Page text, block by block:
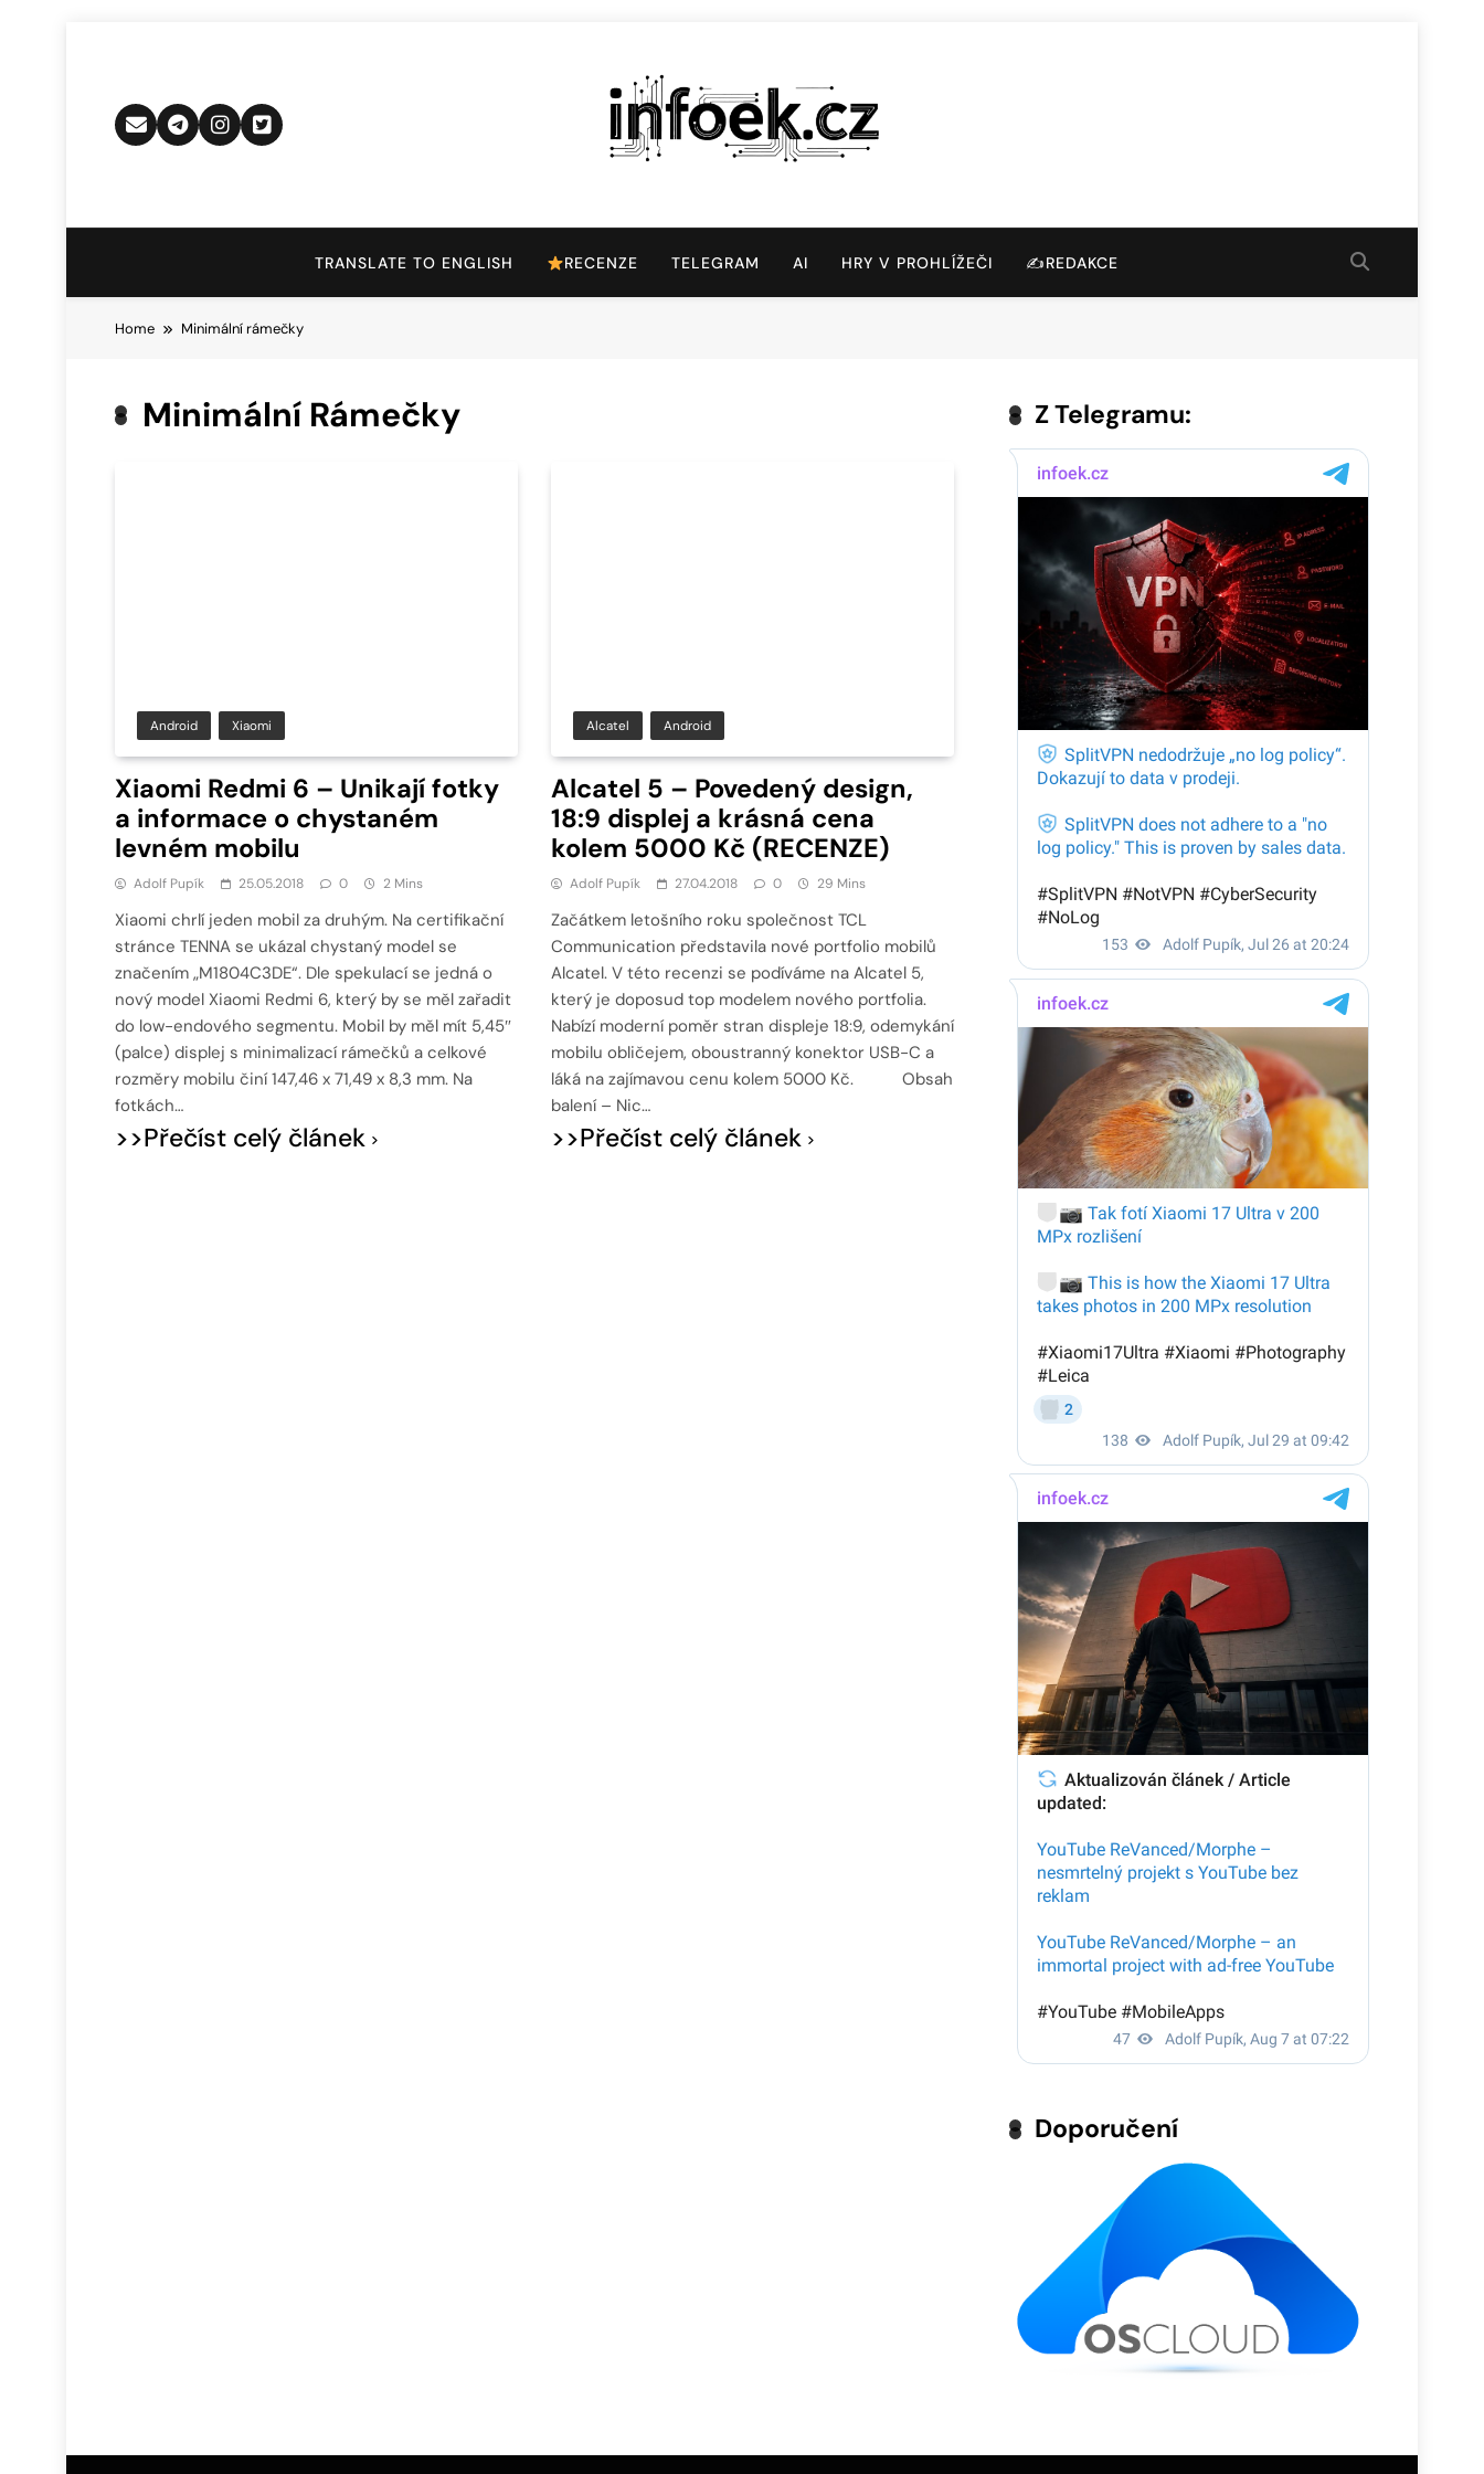
Infoek.cz
TRANSLATE TO ENGLISH RECENZE TELEGRAM AI HRY V PROHLÍŽEČI ✍️REDAKCE
Home Minimální rámečky
Minimální Rámečky
Android Xiaomi
Xiaomi Redmi 6 – Unikají fotky
a informace o chystaném
levném mobilu
Adolf Pupík 25.05.2018 0 2 Mins
Xiaomi chrlí jeden mobil za druhým. Na certifikační
stránce TENNA se ukázal chystaný model se
značením „M1804C3DE“. Dle spekulací se jedná o
nový model Xiaomi Redmi 6, který by se měl zařadit
do low-endového segmentu. Mobil by měl mít 5,45″
(palce) displej s minimalizací rámečků a celkové
rozměry mobilu činí 147,46 x 71,49 x 8,3 mm. Na
fotkách…
>>Přečíst celý článek
Alcatel Android
Alcatel 5 – Povedený design,
18:9 displej a krásná cena
kolem 5000 Kč (RECENZE)
Adolf Pupík 27.04.2018 0 29 Mins
Začátkem letošního roku společnost TCL
Communication představila nové portfolio mobilů
Alcatel. V této recenzi se podíváme na Alcatel 5,
který je doposud top modelem nového portfolia.
Nabízí moderní poměr stran displeje 18:9, odemykání
mobilu obličejem, oboustranný konektor USB-C a
láká na zajímavou cenu kolem 5000 Kč. Obsah
balení – Nic…
>>Přečíst celý článek
Z Telegramu:
Doporučení